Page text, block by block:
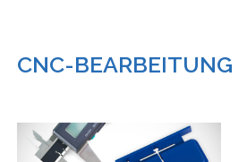
CNC-BEARBEITUNG